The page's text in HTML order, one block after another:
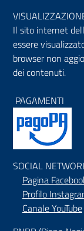
Il sito internet
essere
browser non
dei contenuti.
PAGAMENTI
SOCIAL
Pagina
Profilo
Canale YouTube